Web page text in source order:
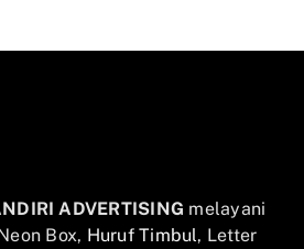
ADVERTISING melayani
Box, Huruf Timbul, Letter